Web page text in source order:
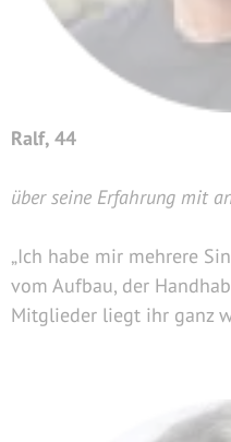
Ralf, 44
über seine Erfahrung mit
„Ich habe mir mehrere
vom Aufbau, der
Mitglieder liegt ihr ganz